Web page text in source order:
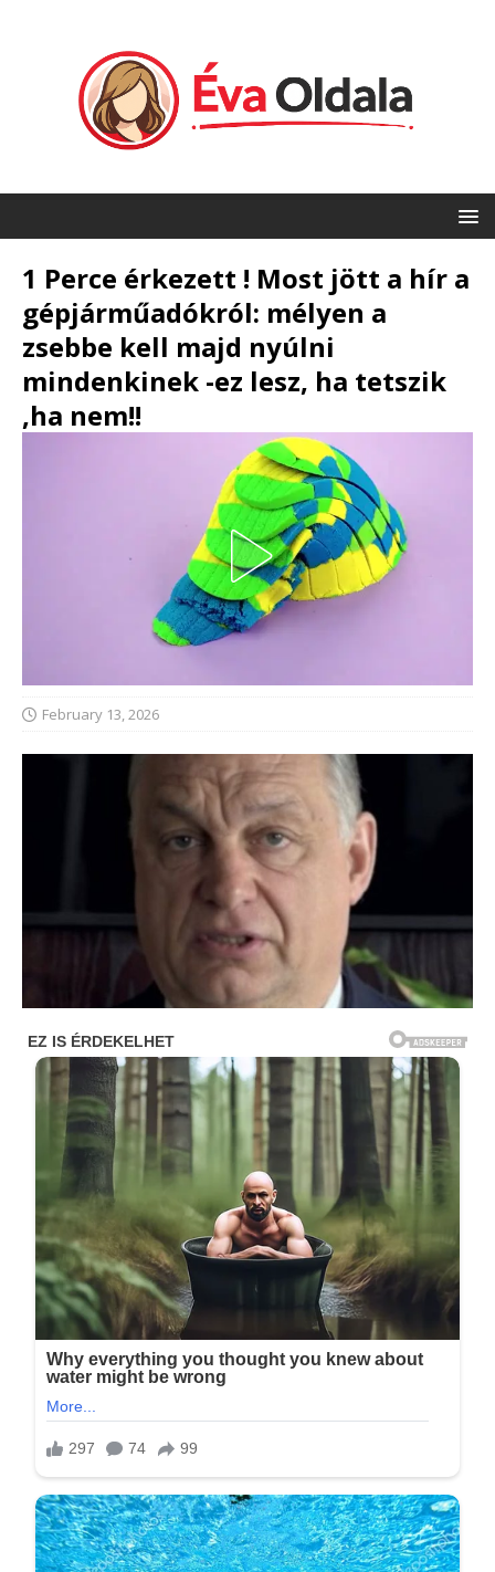
1 Perce érkezett ! Most jött a hír a
gépjárműadókról: mélyen a
zsebbe kell majd nyúlni
mindenkinek -ez lesz, ha tetszik
,ha nem!!
February 13, 2026